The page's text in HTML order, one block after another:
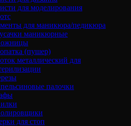
для моделирования
для маникюра/педикюра
маникюрные
(пушер)
металлический для
палочки
для стоп